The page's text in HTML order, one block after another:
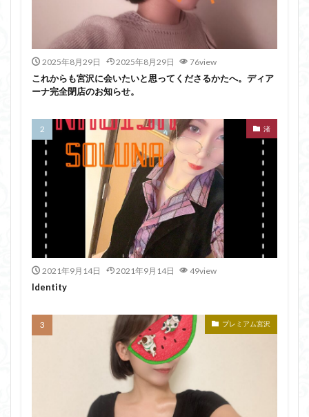
2025年8月29日 2025年8月29日 76view
これからも宮沢に会いたいと思ってくださるかたへ。ディア
ーナ完全閉店のお知らせ。
渚
2021年9月14日 2021年9月14日 49view
Identity
プレミアム宮沢